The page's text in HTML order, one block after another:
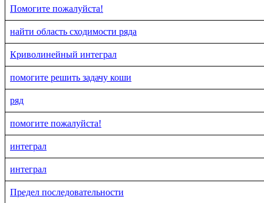
Помогите пожалуйста!
найти область сходимости ряда
Криволинейный интеграл
помогите решить задачу коши
ряд
помогите пожалуйста!
интеграл
интеграл
Предел последовательности